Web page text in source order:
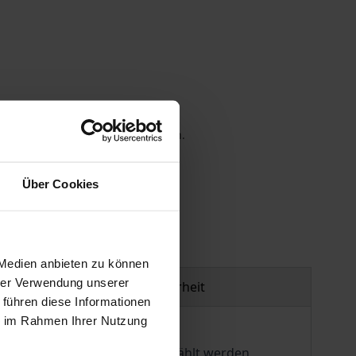
Über Cookies
anbieten zu können
Verwendung unserer
diese Informationen
Rahmen Ihrer Nutzung
die MwSt. an der Kasse variieren.
Produktsicherheit